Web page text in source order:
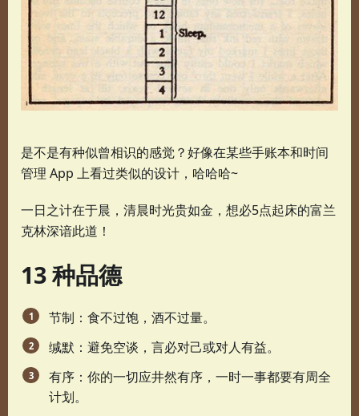
是不是有种似曾相识的感觉？好像在某些手账本和时间
管理 App 上看过类似的设计，哈哈哈~
一日之计在于晨，清晨时光贵如金，想必5点起床的富兰
克林深谙此道！
13 种品德
节制：食不过饱，酒不过量。
缄默：避免空谈，言必对己或对人有益。
有序：你的一切应井然有序，一时一事都要有周全
计划。